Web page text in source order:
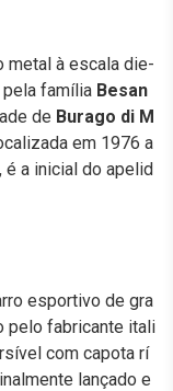
metal à escala die-
pela família Besan
de Burago di M
em 1976 a
é a inicial do apelid
esportivo de gra
pelo fabricante itali
com capota rí
lançado e